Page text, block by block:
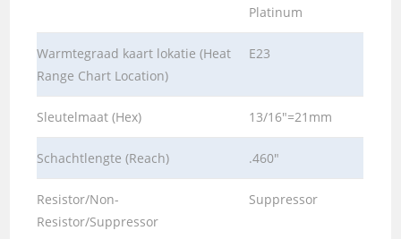
Platinum
Warmtegraad kaart lokatie (Heat
Range Chart Location)
E23
Sleutelmaat (Hex) 13/16″=21mm
Schachtlengte (Reach) .460″
Resistor/Non-
Resistor/Suppressor
Suppressor